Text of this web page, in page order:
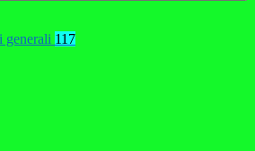
generali 117